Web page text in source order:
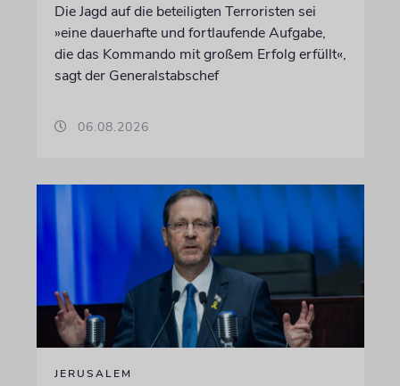
Die Jagd auf die beteiligten Terroristen sei
»eine dauerhafte und fortlaufende Aufgabe,
die das Kommando mit großem Erfolg erfüllt«,
sagt der Generalstabschef
06.08.2026
JERUSALEM